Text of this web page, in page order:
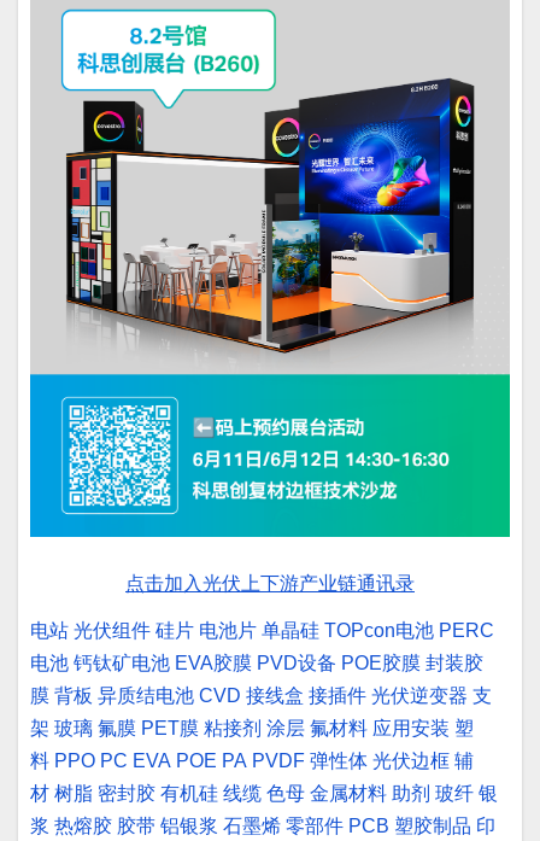
印刷以及组件生产等光伏产业链关键环节提供
性能浇注型聚氨酯弹性体解决方案
点击加入光伏上下游产业链通讯录
电站 光伏组件 硅片 电池片 单晶硅 TOPcon电池 PERC
电池 钙钛矿电池 EVA胶膜 PVD设备 POE胶膜 封装胶
膜 背板 异质结电池 CVD 接线盒 接插件 光伏逆变器 支
架 玻璃 氟膜 PET膜 粘接剂 涂层 氟材料 应用安装 塑
料 PPO PC EVA POE PA PVDF 弹性体 光伏边框 辅
材 树脂 密封胶 有机硅 线缆 色母 金属材料 助剂 玻纤 银
浆 热熔胶 胶带 铝银浆 石墨烯 零部件 PCB 塑胶制品 印